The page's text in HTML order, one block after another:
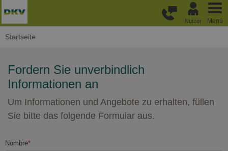
Nutzer Menü
Startseite
Fordern Sie unverbindlich
Informationen an
Um Informationen und Angebote zu erhalten, füllen
Sie bitte das folgende Formular aus.